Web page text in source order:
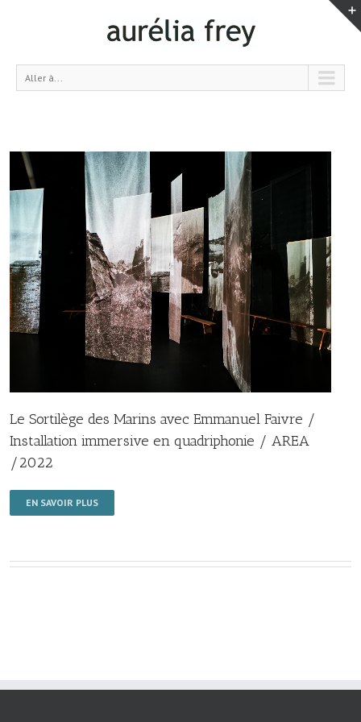
Aller à...
Le Sortilège des Marins avec Emmanuel Faivre /
Installation immersive en quadriphonie / AREA
/2022
EN SAVOIR PLUS